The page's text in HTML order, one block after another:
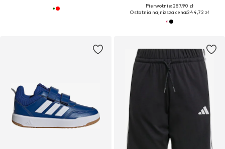
Pierwotnie: 287,90 zł
Ostatnia najniższa cena:244,72 zł